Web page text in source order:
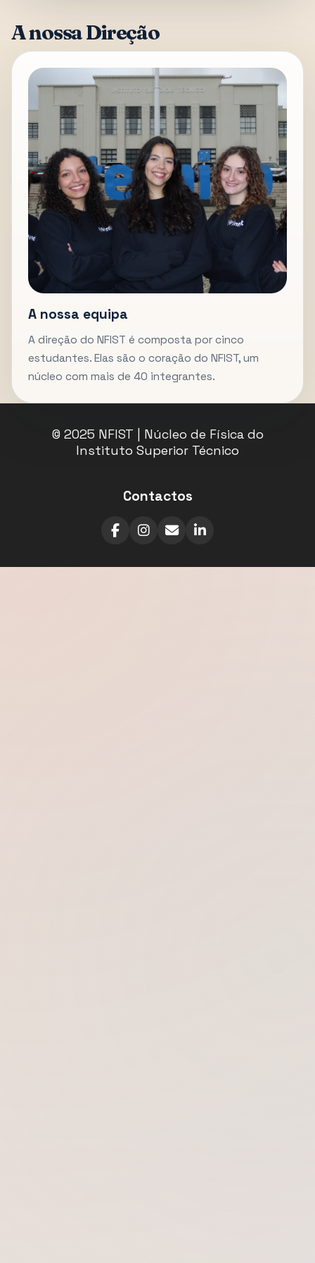
A nossa Direção
A nossa equipa
A direção do NFIST é composta por cinco
estudantes. Elas são o coração do NFIST, um
núcleo com mais de 40 integrantes.
© 2025 NFIST | Núcleo de Física do
Instituto Superior Técnico
Contactos